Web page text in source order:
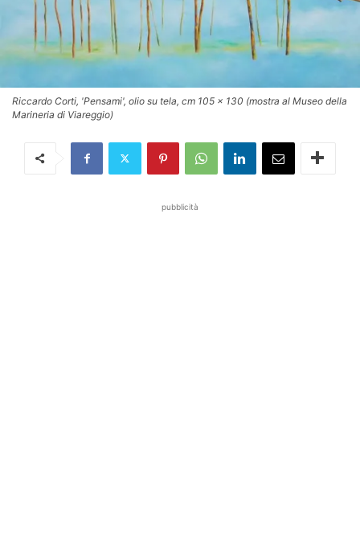
Riccardo Corti, 'Pensami', olio su tela, cm 105 x 130 (mostra al Museo della
Marineria di Viareggio)
pubblicità